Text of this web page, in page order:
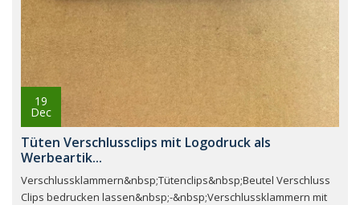
19
Dec
Tüten Verschlussclips mit Logodruck als
Werbeartik...
Verschlussklammern&nbsp;Tütenclips&nbsp;Beutel Verschluss
Clips bedrucken lassen&nbsp;-&nbsp;Verschlussklammern mit